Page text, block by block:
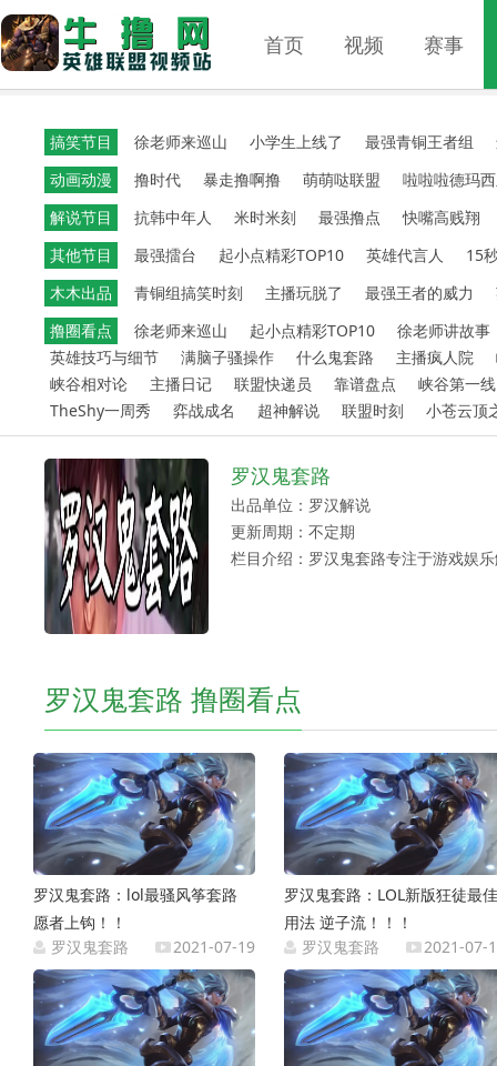
首页 视频 赛事
搞笑节目 徐老师来巡山 小学生上线了 最强青铜王者组
动画动漫
撸时代 暴走撸啊撸 萌萌哒联盟
啦啦啦德玛
解说节目
抗韩中年人 米时米刻 最强撸点
快嘴高贱翔
其他节目
最强擂台 起小点精彩TOP10 英雄代言人
15
木木出品
青铜组搞笑时刻 主播玩脱了 最强王者的威力
撸圈看点
徐老师来巡山 起小点精彩TOP10
徐老师讲故事
英雄技巧与细节
满脑子骚操作 什么鬼套路 主播疯人院
峡谷相对论
主播日记 联盟快递员 靠谱盘点
峡谷第一线
TheShy一周秀
弈战成名 超神解说 联盟时刻 小苍云顶
罗汉鬼套路
出品单位：罗汉解说
更新周期：不定期
栏目介绍：罗汉鬼套路专注于游戏娱
罗汉鬼套路 撸圈看点
罗汉鬼套路：lol最骚风筝套路
愿者上钩！！
罗汉鬼套路
2021-07-19
罗汉鬼套路：LOL新版狂徒最佳
用法 逆子流！！！
罗汉鬼套路
2021-07-